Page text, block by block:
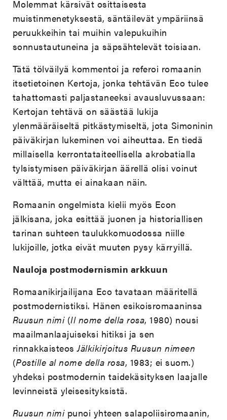
Molemmat kärsivät osittaisesta
muistinmenetyksestä, säntäilevät ympäriinsä
peruukkeihin tai muihin valepukuihin
sonnustautuneina ja säpsähtelevät toisiaan.
Tätä tölväilyä kommentoi ja referoi romaanin
itsetietoinen Kertoja, jonka tehtävän Eco tulee
tahattomasti paljastaneeksi avausluvussaan:
Kertojan tehtävä on säästää lukija
ylenmääräiseltä pitkästymiseltä, jota Simoninin
päiväkirjan lukeminen voi aiheuttaa. En tiedä
millaisella kerrontataiteellisella akrobatialla
tylsistymisen päiväkirjan äärellä olisi voinut
välttää, mutta ei ainakaan näin.
Romaanin ongelmista kielii myös Econ
jälkisana, joka esittää juonen ja historiallisen
tarinan suhteen taulukkomuodossa niille
lukijoille, jotka eivät muuten pysy kärryillä.
Nauloja postmodernismin arkkuun
Romaanikirjailijana Eco tavataan määritellä
postmodernistiksi. Hänen esikoisromaaninsa
Ruusun nimi (Il nome della rosa, 1980) nousi
maailmanlaajuiseksi hitiksi ja sen
rinnakkaisteosJälkikirjoitus Ruusun nimeen
(Postille al nome della rosa, 1983; ei suom.)
yhdeksi postmodernin taidekäsityksen laajalle
levinneistä yleisesityksistä.
Ruusun nimi punoi yhteen salapoliisiromaanin,